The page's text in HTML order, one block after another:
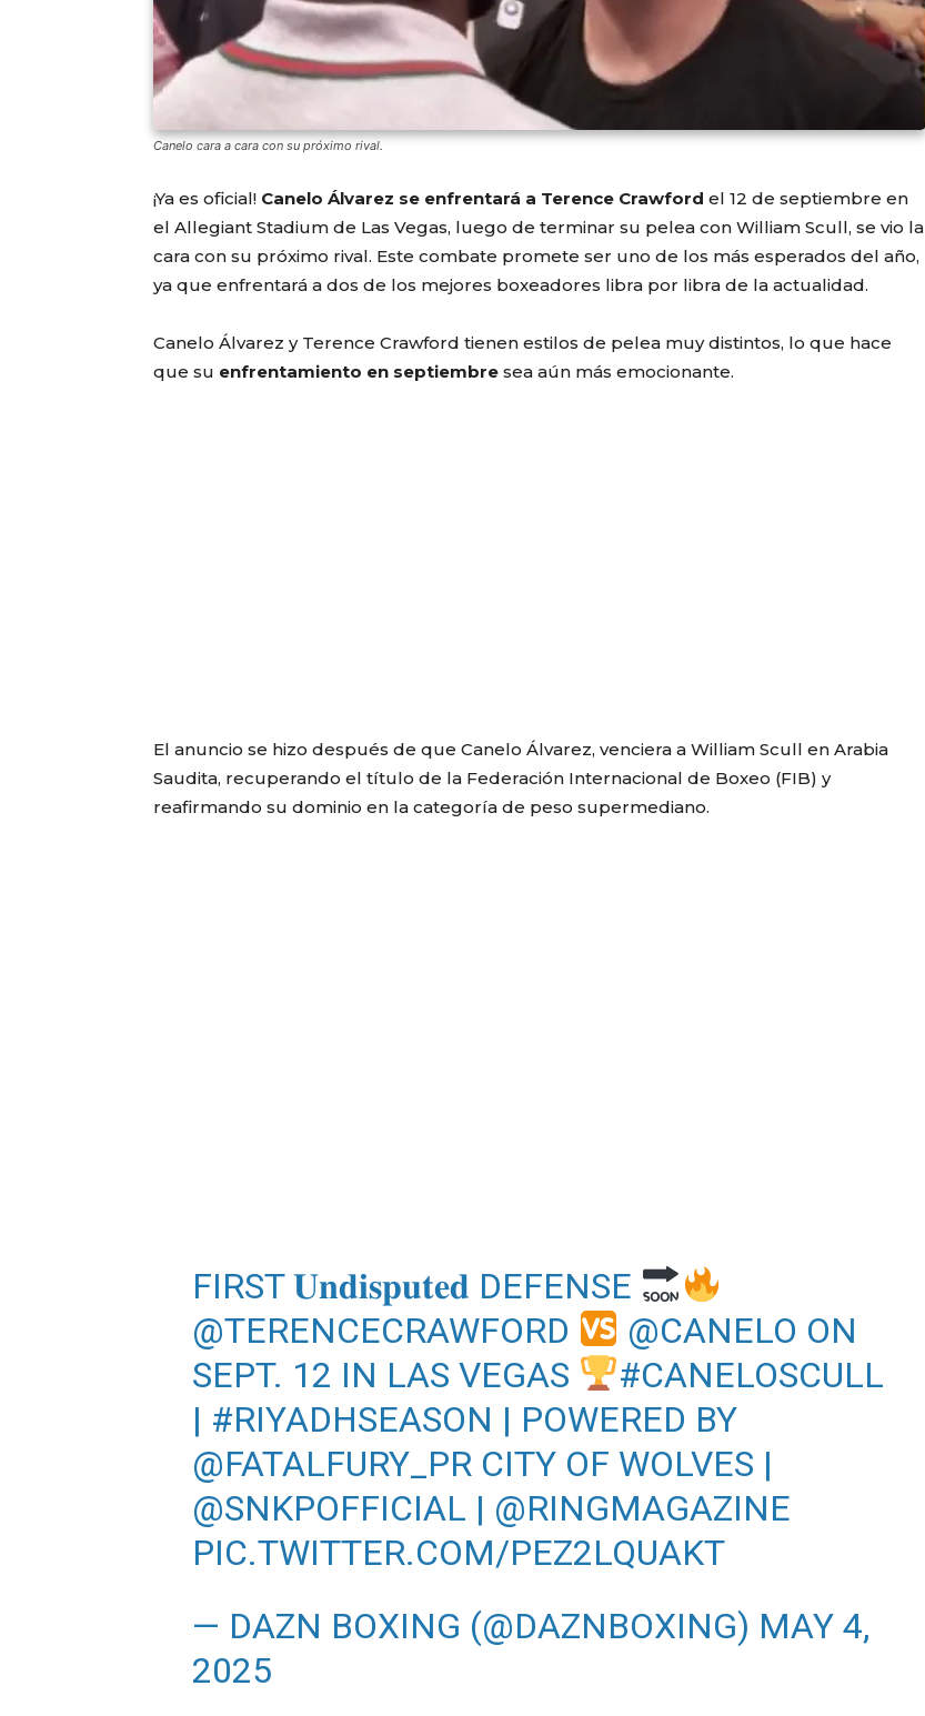
Canelo cara a cara con su próximo rival.
¡Ya es oficial! Canelo Álvarez se enfrentará a Terence Crawford el 12 de septiembre en
el Allegiant Stadium de Las Vegas, luego de terminar su pelea con William Scull, se vio la
cara con su próximo rival. Este combate promete ser uno de los más esperados del año,
ya que enfrentará a dos de los mejores boxeadores libra por libra de la actualidad.
Canelo Álvarez y Terence Crawford tienen estilos de pelea muy distintos, lo que hace
que su enfrentamiento en septiembre sea aún más emocionante.
El anuncio se hizo después de que Canelo Álvarez, venciera a William Scull en Arabia
Saudita, recuperando el título de la Federación Internacional de Boxeo (FIB) y
reafirmando su dominio en la categoría de peso supermediano.
FIRST 𝐔𝐧𝐝𝐢𝐬𝐩𝐮𝐭𝐞𝐝 DEFENSE
@TERENCECRAWFORD
@CANELO ON
SEPT. 12 IN LAS VEGAS
#CANELOSCULL
| #RIYADHSEASON | POWERED BY
@FATALFURY_PRCITY OF WOLVES |
@SNKPOFFICIAL | @RINGMAGAZINE
PIC.TWITTER.COM/PEZ2LQUAKT
— DAZN BOXING (@DAZNBOXING) MAY 4,
2025